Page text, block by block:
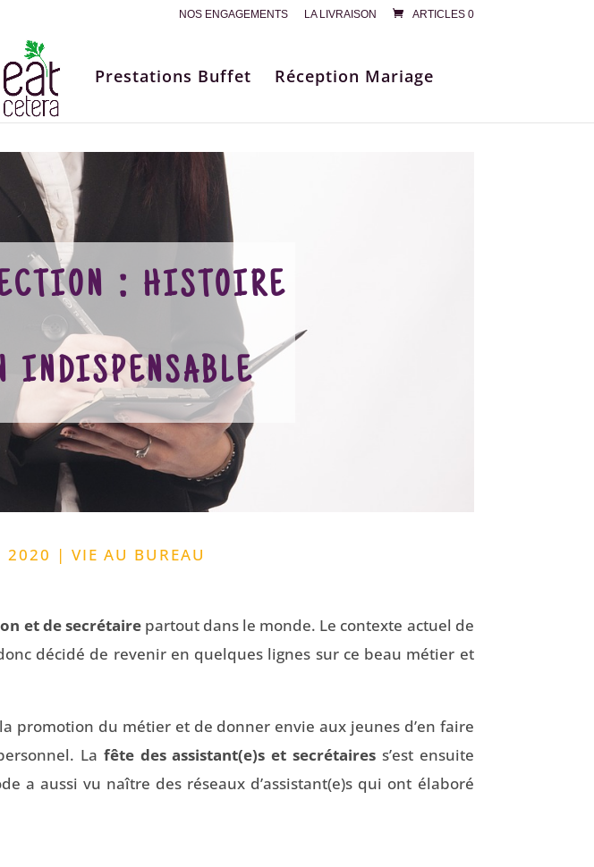
NOS ENGAGEMENTS LA LIVRAISON ARTICLES 0
Prestations Buffet Réception Mariage
: histoire
indispensable
2020 | VIE AU BUREAU
et de secrétairepartout dans le monde. Le contexte actuel de
décidé de revenir en quelques lignes sur ce beau métier et
promotion du métier et de donner envie aux jeunes d’en faire
La fête des assistant(e)s et secrétaires s’est ensuite
a aussi vu naître des réseaux d’assistant(e)s qui ont élaboré